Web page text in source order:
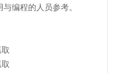
编程的人员参考。